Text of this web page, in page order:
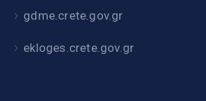
gdme.crete.gov.gr
ekloges.crete.gov.gr